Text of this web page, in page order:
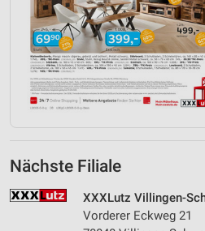
Nächste Filiale
XXXLutz Villingen-
Vorderer Eckweg 21